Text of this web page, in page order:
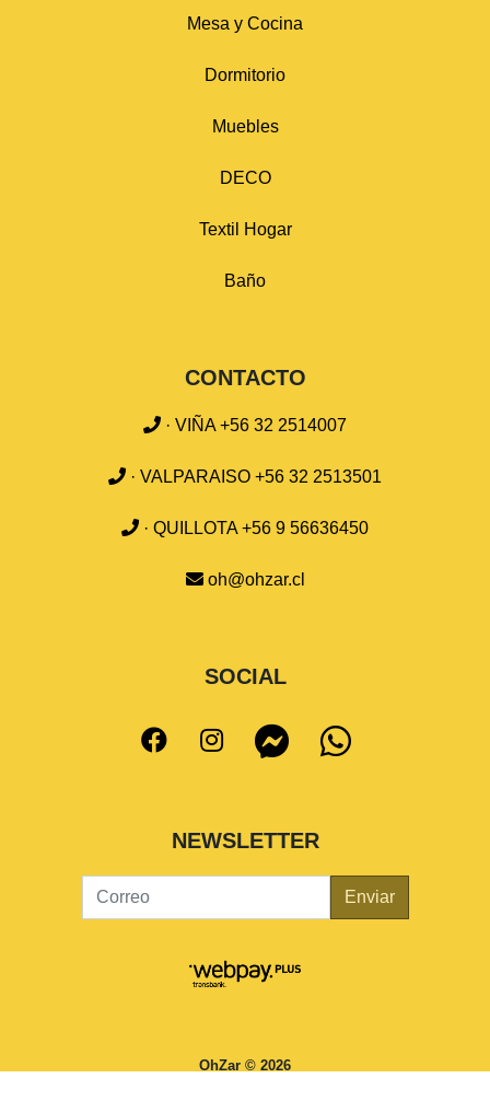
Mesa y Cocina
Dormitorio
Muebles
DECO
Textil Hogar
Baño
CONTACTO
· VIÑA +56 32 2514007
· VALPARAISO +56 32 2513501
· QUILLOTA +56 9 56636450
oh@ohzar.cl
SOCIAL
NEWSLETTER
Enviar
OhZar © 2026